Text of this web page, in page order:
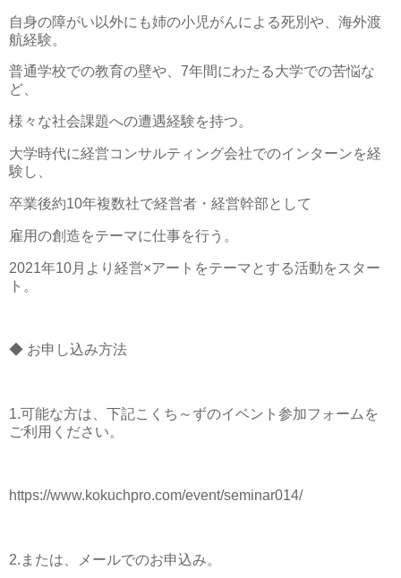
自身の障がい以外にも姉の小児がんによる死別や、海外渡
航経験。
普通学校での教育の壁や、7年間にわたる大学での苦悩な
ど、
様々な社会課題への遭遇経験を持つ。
大学時代に経営コンサルティング会社でのインターンを経
験し、
卒業後約10年複数社で経営者・経営幹部として
雇用の創造をテーマに仕事を行う。
2021年10月より経営×アートをテーマとする活動をスター
ト。
◆ お申し込み方法
1.可能な方は、下記こくち～ずのイベント参加フォームを
ご利用ください。
https://www.kokuchpro.com/event/seminar014/
2.または、メールでのお申込み。